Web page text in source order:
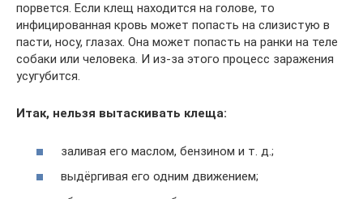
порвется. Если клещ находится на голове, то
инфицированная кровь может попасть на слизистую в
пасти, носу, глазах. Она может попасть на ранки на теле
собаки или человека. И из-за этого процесс заражения
усугубится.
Итак, нельзя вытаскивать клеща:
заливая его маслом, бензином и т. д.;
выдёргивая его одним движением;